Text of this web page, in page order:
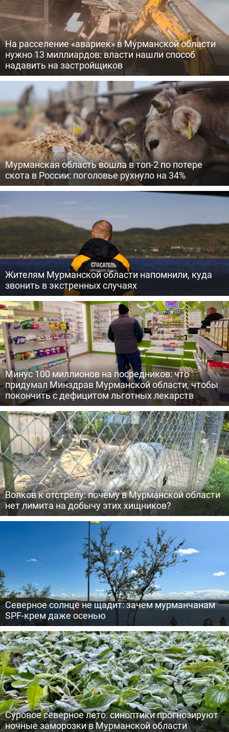
На расселение «авариек» в Мурманской области
нужно 13 миллиардов: власти нашли способ
надавить на застройщиков
Мурманская область вошла в топ-2 по потере
скота в России: поголовье рухнуло на 34%
Жителям Мурманской области напомнили, куда
звонить в экстренных случаях
Минус 100 миллионов на посредников: что
придумал Минздрав Мурманской области, чтобы
покончить с дефицитом льготных лекарств
Волков к отстрелу: почему в Мурманской области
нет лимита на добычу этих хищников?
Северное солнце не щадит: зачем мурманчанам
SPF-крем даже осенью
Суровое северное лето: синоптики прогнозируют
ночные заморозки в Мурманской области